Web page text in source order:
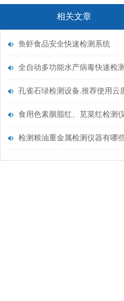
相关文章
鱼虾食品安全快速检测系统